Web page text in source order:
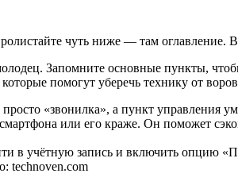
чуть ниже — там
Запомните основные пункты,
помогут уберечь технику от
«звонилка», а пункт
или его краже. Он поможет
в учётную запись и включить опцию
technoven.com